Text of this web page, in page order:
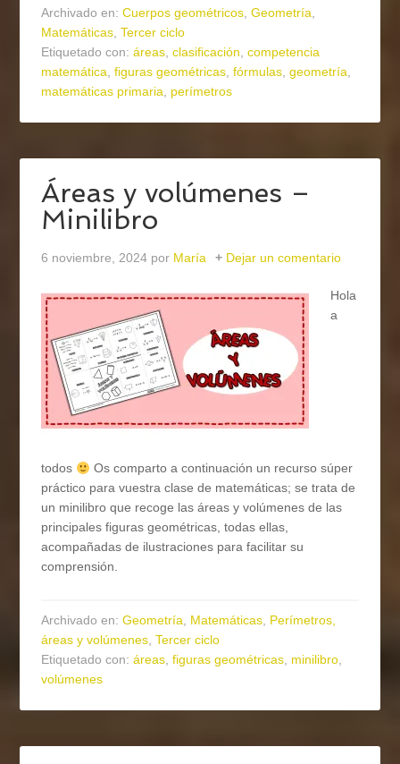
Archivado en:Cuerpos geométricos,Geometría,
Matemáticas,Tercer ciclo
Etiquetado con:áreas,clasificación,competencia
matemática,figuras geométricas,fórmulas,geometría,
matemáticas primaria, perímetros
Áreas y volúmenes –
Minilibro
6 noviembre, 2024 por María Dejar un comentario
Hola
a
todos
Os comparto a continuación un recurso súper
práctico para vuestra clase de matemáticas; se trata de
un minilibro que recoge las áreas y volúmenes de las
principales figuras geométricas, todas ellas,
acompañadas de ilustraciones para facilitar su
comprensión.
Archivado en:Geometría, Matemáticas, Perímetros,
áreas y volúmenes,Tercer ciclo
Etiquetado con:áreas,figuras geométricas, minilibro,
volúmenes